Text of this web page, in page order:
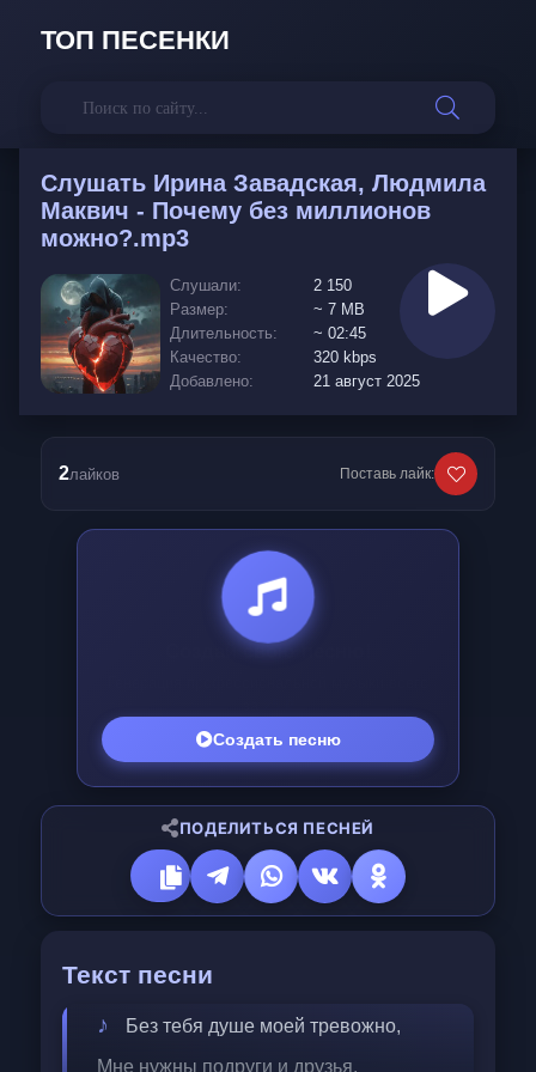
ТОП ПЕСЕНКИ
Слушать Ирина Завадская, Людмила
Маквич - Почему без миллионов
можно?.mp3
Слушали:
2 150
Размер:
~ 7 MB
Длительность:
~ 02:45
Качество:
320 kbps
Добавлено:
21 август 2025
2лайков Поставь лайк:
Создай свой хит!
Создать трек
ПОДЕЛИТЬСЯ ПЕСНЕЙ
Текст песни
Без тебя душе моей тревожно,
Мне нужны подруги и друзья.